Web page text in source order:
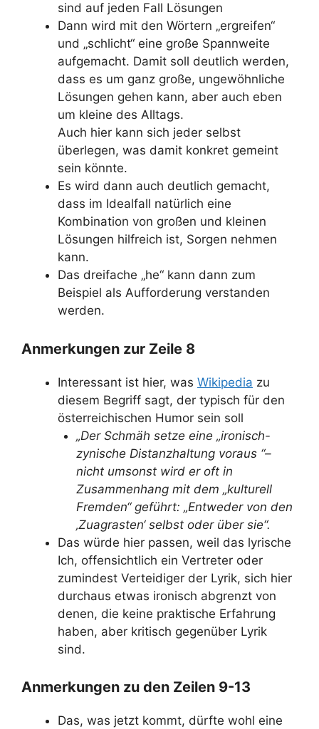
sind auf jeden Fall Lösungen
Dann wird mit den Wörtern „ergreifen“
und „schlicht“ eine große Spannweite
aufgemacht. Damit soll deutlich werden,
dass es um ganz große, ungewöhnliche
Lösungen gehen kann, aber auch eben
um kleine des Alltags.
Auch hier kann sich jeder selbst
überlegen, was damit konkret gemeint
sein könnte.
Es wird dann auch deutlich gemacht,
dass im Idealfall natürlich eine
Kombination von großen und kleinen
Lösungen hilfreich ist, Sorgen nehmen
kann.
Das dreifache „he“ kann dann zum
Beispiel als Aufforderung verstanden
werden.
Anmerkungen zur Zeile 8
Interessant ist hier, was Wikipedia zu
diesem Begriff sagt, der typisch für den
österreichischen Humor sein soll
„Der Schmäh setze eine „ironisch-
zynische Distanzhaltung voraus “–
nicht umsonst wird er oft in
Zusammenhang mit dem „kulturell
Fremden“ geführt: „Entweder von den
‚Zuagrasten‘ selbst oder über sie“.
Das würde hier passen, weil das lyrische
Ich, offensichtlich ein Vertreter oder
zumindest Verteidiger der Lyrik, sich hier
durchaus etwas ironisch abgrenzt von
denen, die keine praktische Erfahrung
haben, aber kritisch gegenüber Lyrik
sind.
Anmerkungen zu den Zeilen 9-13
Das, was jetzt kommt, dürfte wohl eine